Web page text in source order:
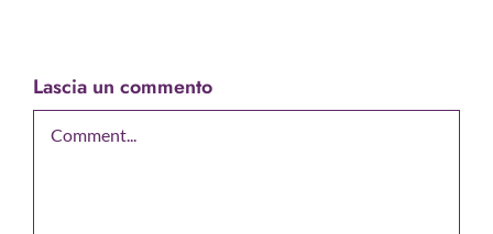
Lascia un commento